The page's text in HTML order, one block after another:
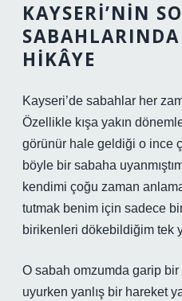
KAYSERI’NIN
HIKÂYE
Kayseri’de sabahlar her
Özellikle kışa yakın
görünür hale geldiği o ince
böyle bir sabaha
kendimi çoğu zaman
tutmak benim için sadece
birikenleri dökebildiğim tek
O sabah omzumda garip bir
uyurken yanlış bir hareket